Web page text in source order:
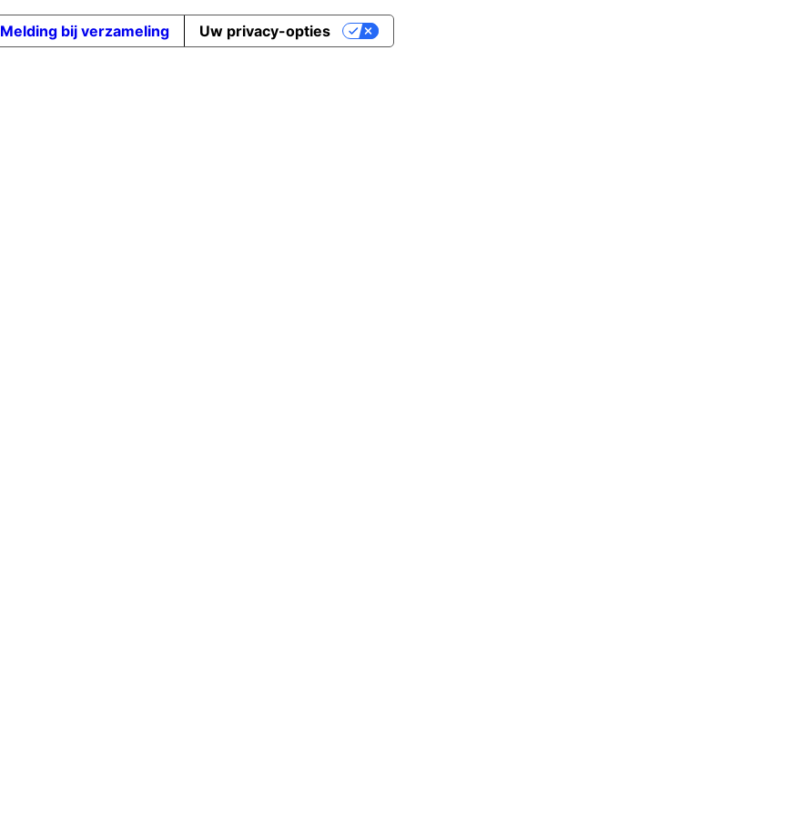
Melding bij verzameling Uw privacy-opties